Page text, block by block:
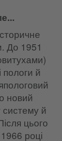
До 1951
пологи й
новий
й
цього
році